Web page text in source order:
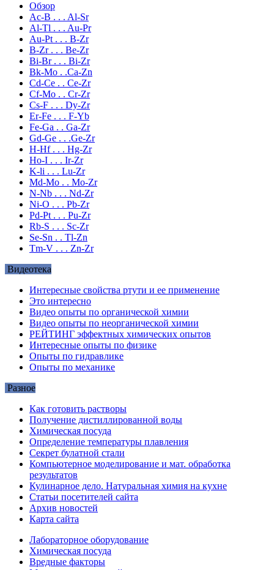
Обзор
Ac-B . . . Al-Sr
Al-Tl . . . Au-Pr
Au-Pt . . . B-Zr
B-Zr . . . Be-Zr
Bi-Br . . . Bi-Zr
Bk-Mo . .Ca-Zn
Cd-Ce . . Ce-Zr
Cf-Mo . . Cr-Zr
Cs-F . . . Dy-Zr
Er-Fe . . . F-Yb
Fe-Ga . . Ga-Zr
Gd-Ge . . .Ge-Zr
H-Hf . . . Hg-Zr
Ho-I . . . Ir-Zr
K-li . . . Lu-Zr
Md-Mo . . Mo-Zr
N-Nb . . . Nd-Zr
Ni-O . . . Pb-Zr
Pd-Pt . . . Pu-Zr
Rb-S . . . Sc-Zr
Se-Sn . . Tl-Zn
Tm-V . . . Zn-Zr
Видеотека
Интересные свойства ртути и ее применение
Это интересно
Видео опыты по органической химии
Видео опыты по неорганической химии
РЕЙТИНГ эффектных химических опытов
Интересные опыты по физике
Опыты по гидравлике
Опыты по механике
Разное
Как готовить растворы
Получение дистиллированной воды
Химическая посуда
Определение температуры плавления
Секрет булатной стали
Компьютерное моделирование и мат. обработка
результатов
Кулинарное дело. Натуральная химия на кухне
Статьи посетителей сайта
Архив новостей
Карта сайта
Лабораторное оборудование
Химическая посуда
Вредные факторы